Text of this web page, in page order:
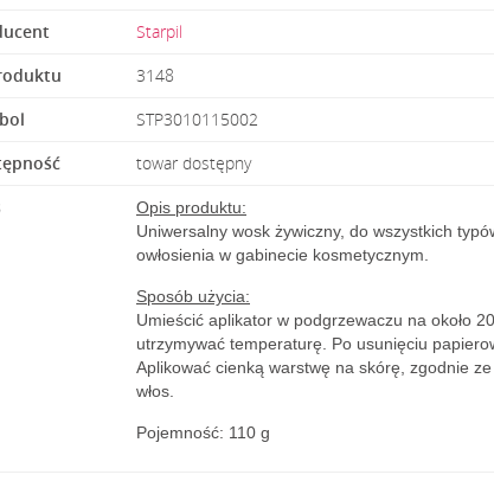
Starpil
3148
STP3010115002
towar dostępny
Opis produktu:
Uniwersalny wosk żywiczny, do wszystkich
owłosienia w gabinecie kosmetycznym.
Sposób użycia:
Umieścić aplikator w podgrzewaczu na około
utrzymywać temperaturę. Po usunięciu
Aplikować cienką warstwę na skórę, zgodnie
włos.
Pojemność: 110 g